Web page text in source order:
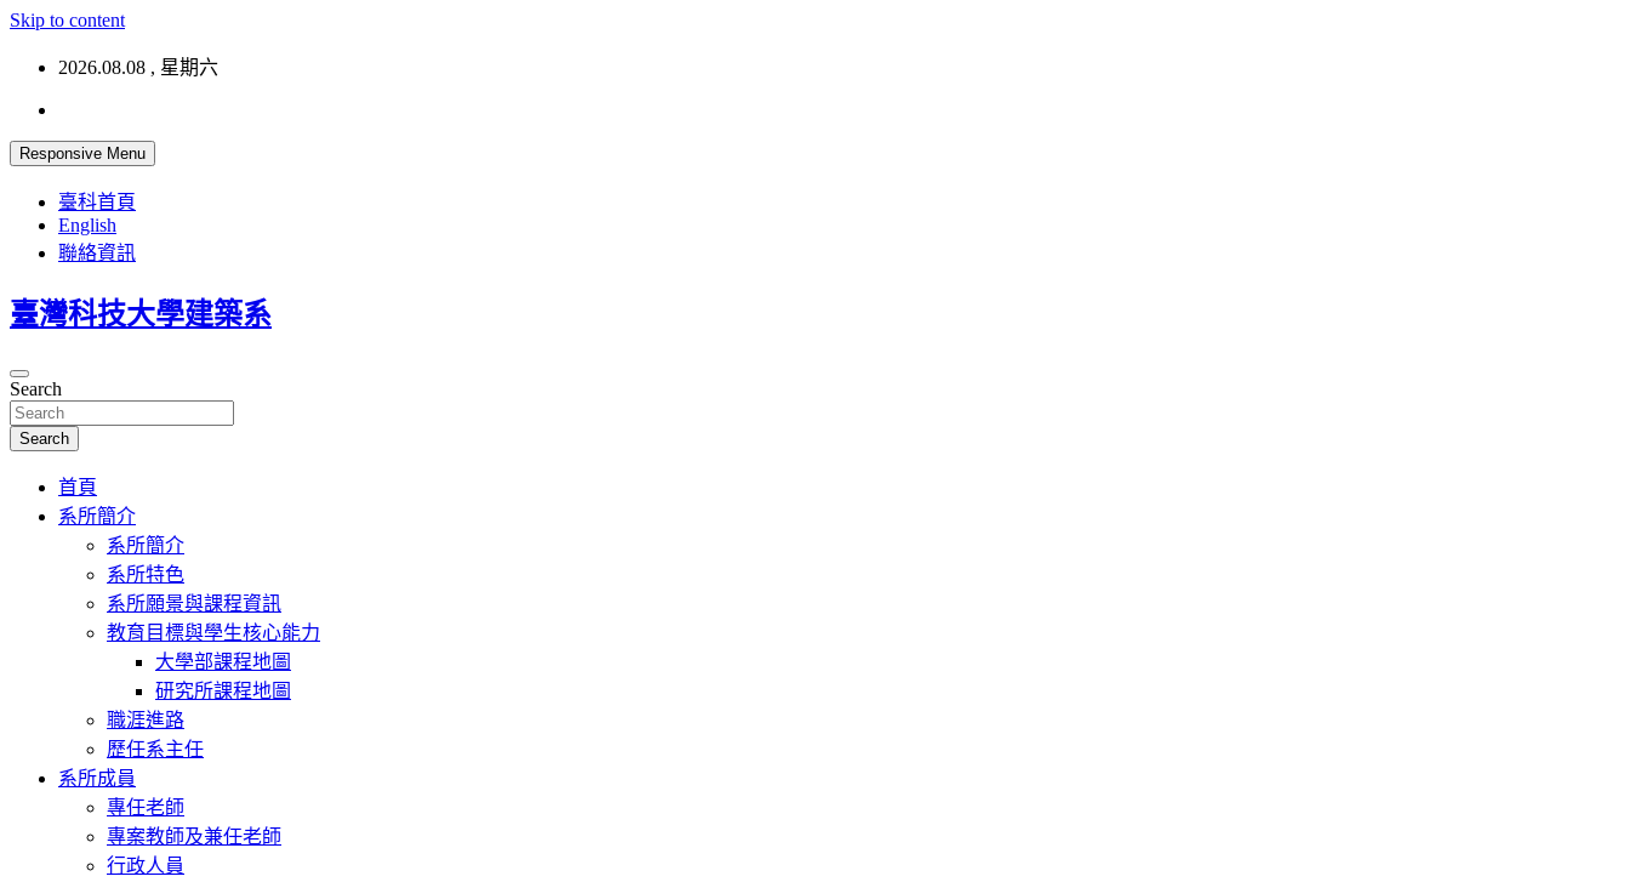
Skip to content
2026.08.08 , 星期六
Responsive Menu
臺科首頁
English
聯絡資訊
臺灣科技大學建築系
Search
Search
首頁
系所簡介
系所簡介
系所特色
系所願景與課程資訊
教育目標與學生核心能力
大學部課程地圖
研究所課程地圖
職涯進路
歷任系主任
系所成員
專任老師
專案教師及兼任老師
行政人員